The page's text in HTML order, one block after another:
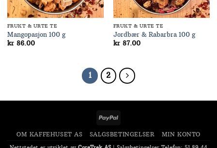
FRUKT & URTE TE
Mangopasjon 100 g
kr86.00
FRUKT & URTE TE
Jordbær & Rabarbra 100 g
kr87.00
1 2
PayPal
OM KAFFEHUSET AS SALGSBETINGELSER MIN KONTO